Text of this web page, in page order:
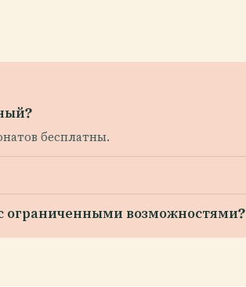
бесплатны.
ограниченными возможностями?